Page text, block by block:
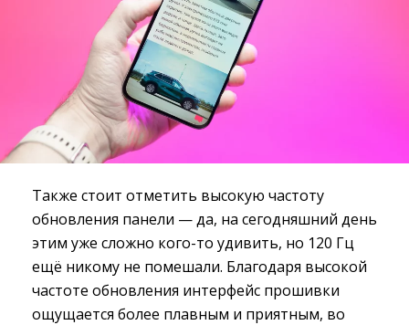
Также стоит отметить высокую частоту
обновления панели — да, на сегодняшний день
этим уже сложно кого-то удивить, но 120 Гц
ещё никому не помешали. Благодаря высокой
частоте обновления интерфейс прошивки
ощущается более плавным и приятным, во